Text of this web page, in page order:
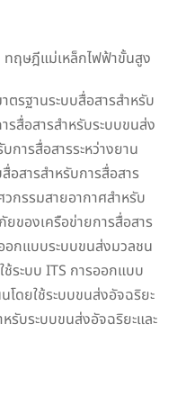
ทฤษฎีแม่เหล็กไฟฟ้าขั้นสูง
รฐานระบบสื่อสารสำหรับ
รสื่อสารสำหรับระบบขนส่ง
การสื่อสารระหว่างยาน
อสารสำหรับการสื่อสาร
กรรมสายอากาศสำหรับ
ของเครือข่ายการสื่อสาร
อกแบบระบบขนส่งมวลชน
ระบบ ITS การออกแบบ
ดยใช้ระบบขนส่งอัจฉริยะ
รับระบบขนส่งอัจฉริยะและ